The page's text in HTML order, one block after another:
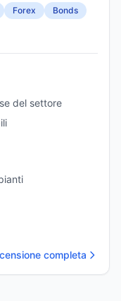
Forex
Bonds
del settore
completa